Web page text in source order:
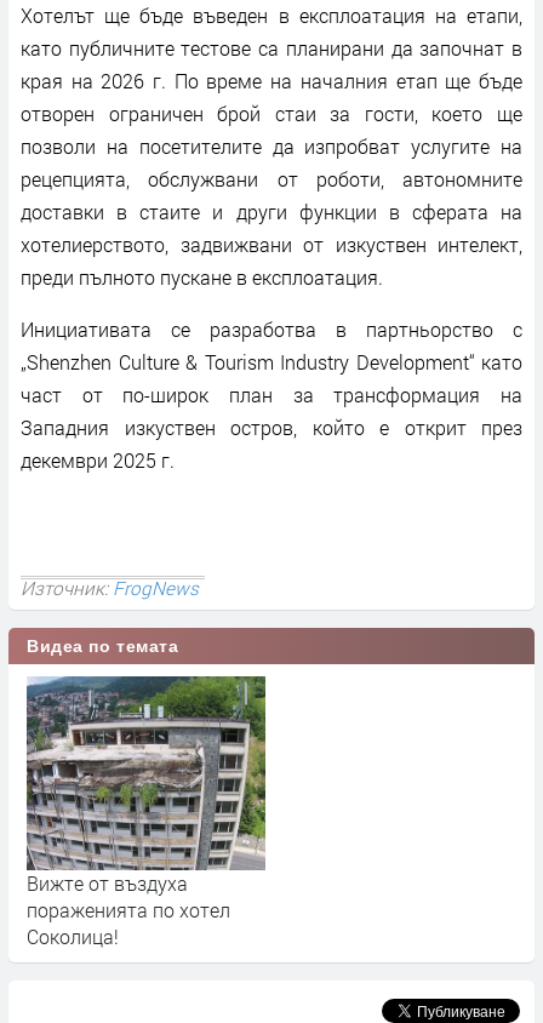
Хотелът ще бъде въведен в експлоатация на етапи,
като публичните тестове са планирани да започнат в
края на 2026 г. По време на началния етап ще бъде
отворен ограничен брой стаи за гости, което ще
позволи на посетителите да изпробват услугите на
рецепцията, обслужвани от роботи, автономните
доставки в стаите и други функции в сферата на
хотелиерството, задвижвани от изкуствен интелект,
преди пълното пускане в експлоатация.
Инициативата се разработва в партньорство с
„Shenzhen Culture & Tourism Industry Development“ като
част от по-широк план за трансформация на
Западния изкуствен остров, който е открит през
декември 2025 г.
Източник:FrogNews
Видеа по темата
Вижте от въздуха
пораженията по хотел
Соколица!